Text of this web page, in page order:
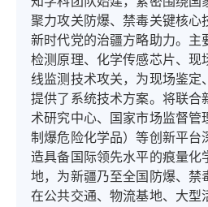
聚力攻关防爆、禁毒关键核心
新时代党的治疆方略助力。主
检测原理、化学传感芯片、现
线监测技术攻关，为现场鉴定
提供了系统技术方案。将联合
术研究中心、国家市场监督管
制爆危险化学品）等创新平台
造具备国际领先水平的痕量化
地，为新疆乃至全国防爆、禁
在公共交通、物流基地、大型